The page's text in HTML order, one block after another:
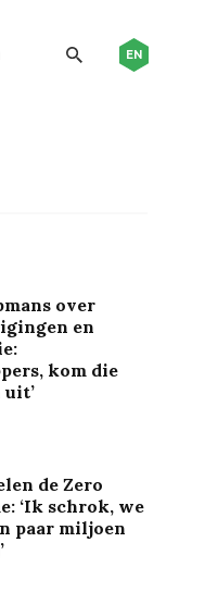
EN
over
en
kom die
de Zero
‘Ik schrok, we
paar miljoen